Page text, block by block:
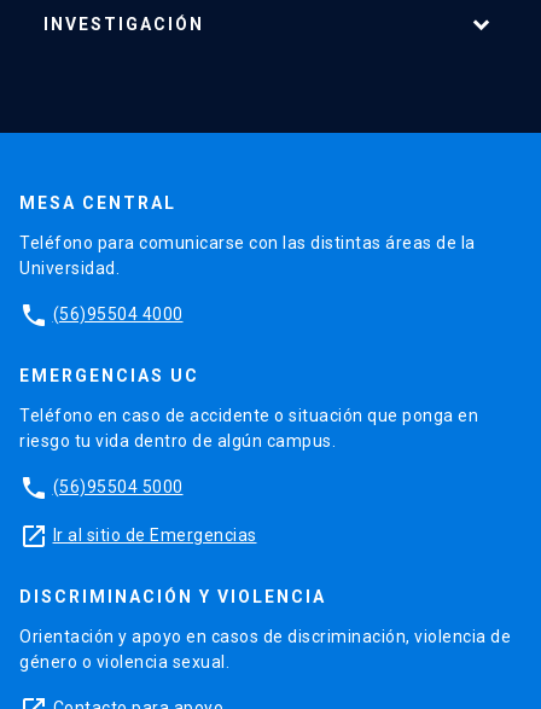
INVESTIGACIÓN
Centros
Proyectos
Laboratorios
MESA CENTRAL
Teléfono para comunicarse con las distintas áreas de la
Universidad.
phone (56)95504 4000
EMERGENCIAS UC
Teléfono en caso de accidente o situación que ponga en
riesgo tu vida dentro de algún campus.
phone (56)95504 5000
launch Ir al sitio de Emergencias
DISCRIMINACIÓN Y VIOLENCIA
Orientación y apoyo en casos de discriminación, violencia de
género o violencia sexual.